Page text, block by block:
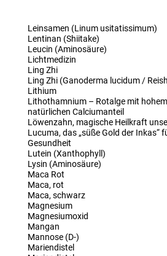
Leinsamen (Linum usitatissimum)
Lentinan (Shiitake)
Leucin (Aminosäure)
Lichtmedizin
Ling Zhi
Ling Zhi (Ganoderma lucidum /
Lithium
Lithothamnium – Rotalge mit hohem
natürlichen Calciumanteil
Löwenzahn, magische Heilkraft
Lucuma, das „süße Gold der Inkas“
Gesundheit
Lutein (Xanthophyll)
Lysin (Aminosäure)
Maca Rot
Maca, rot
Maca, schwarz
Magnesium
Magnesiumoxid
Mangan
Mannose (D-)
Mariendistel